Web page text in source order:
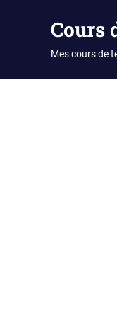
Cours
Mes cours de